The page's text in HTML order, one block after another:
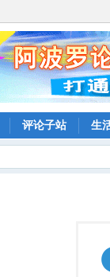
评论子站 生